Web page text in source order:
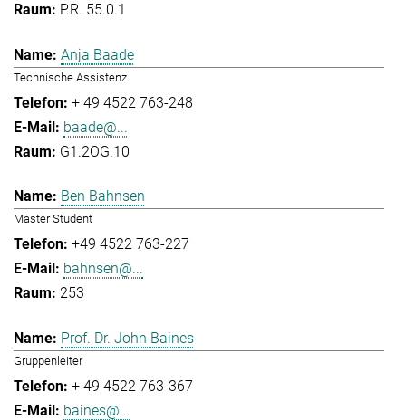
P.R. 55.0.1
Anja Baade
Technische Assistenz
+ 49 4522 763-248
baade@...
G1.2OG.10
Ben Bahnsen
Master Student
+49 4522 763-227
bahnsen@...
253
Prof. Dr. John Baines
Gruppenleiter
+ 49 4522 763-367
baines@...